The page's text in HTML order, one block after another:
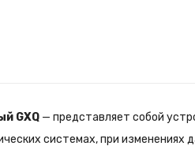
GXQ — представляет собой
системах, при изменениях